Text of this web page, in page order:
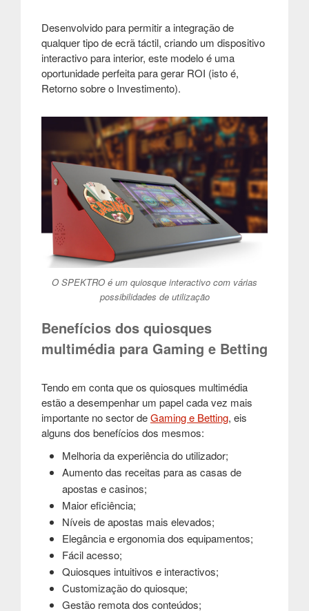
Desenvolvido para permitir a integração de
qualquer tipo de ecrã táctil, criando um dispositivo
interactivo para interior, este modelo é uma
oportunidade perfeita para gerar ROI (isto é,
Retorno sobre o Investimento).
O SPEKTRO é um quiosque interactivo com várias
possibilidades de utilização
Benefícios dos quiosques
multimédia para Gaming e Betting
Tendo em conta que os quiosques multimédia
estão a desempenhar um papel cada vez mais
importante no sector deGaming e Betting, eis
alguns dos benefícios dos mesmos:
Melhoria da experiência do utilizador;
Aumento das receitas para as casas de
apostas e casinos;
Maior eficiência;
Níveis de apostas mais elevados;
Elegância e ergonomia dos equipamentos;
Fácil acesso;
Quiosques intuitivos e interactivos;
Customização do quiosque;
Gestão remota dos conteúdos;